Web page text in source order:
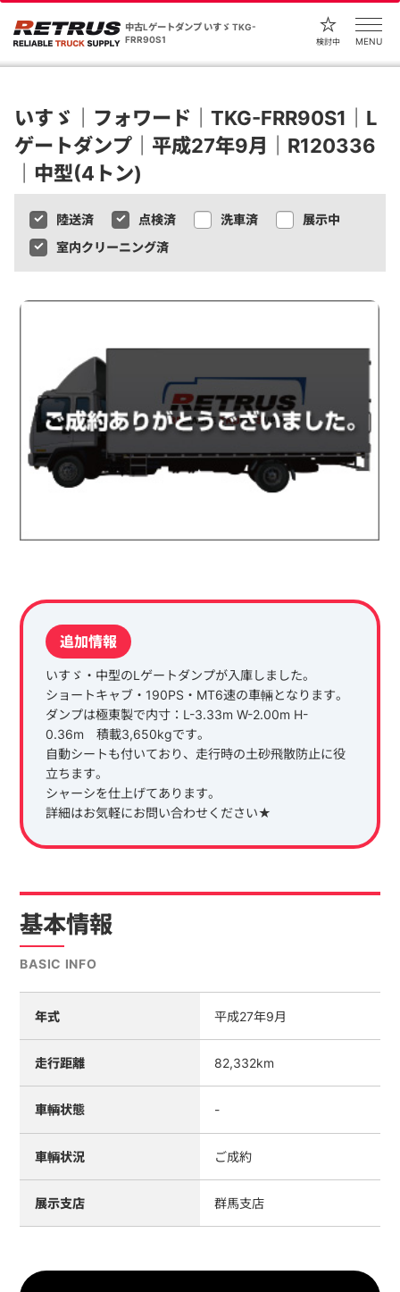
中古Lゲートダンプ いすゞ TKG-
FRR90S1
検討中 MENU
いすゞ｜フォワード｜TKG-FRR90S1｜L
ゲートダンプ｜平成27年9月｜R120336
｜中型(4トン)
陸送済 点検済 洗車済
展示中
室内クリーニング済
追加情報
いすゞ・中型のLゲートダンプが入庫しました。
ショートキャブ・190PS・MT6速の車輛となります。
ダンプは極東製で内寸：L-3.33m W-2.00m H-
0.36m 積載3,650kgです。
自動シートも付いており、走行時の土砂飛散防止に役
立ちます。
シャーシを仕上げてあります。
詳細はお気軽にお問い合わせください★
基本情報
BASIC INFO
年式 平成27年9月
走行距離 82,332km
車輌状態 -
車輌状況 ご成約
展示支店 群馬支店